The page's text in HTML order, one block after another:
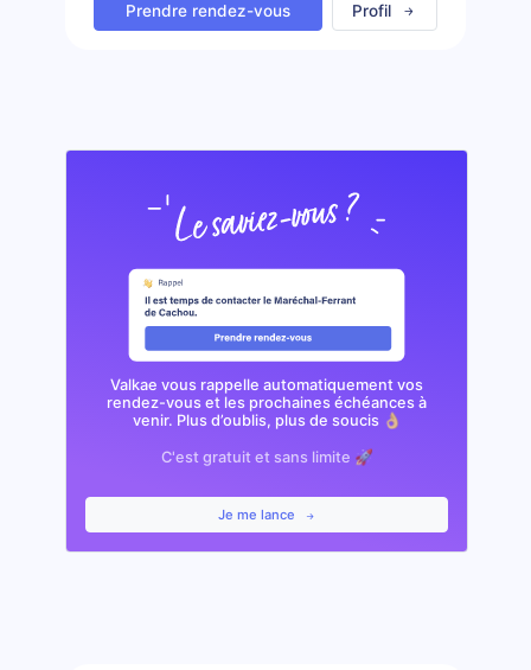
Prendre rendez-vous Profil
Valkae vous rappelle automatiquement vos
rendez-vous et les prochaines échéances à
venir. Plus d’oublis, plus de soucis 👌🏼
C'est gratuit et sans limite 🚀
Je me lance